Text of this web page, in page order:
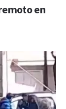
en